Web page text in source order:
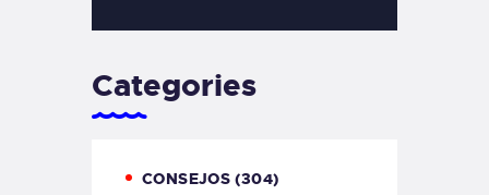
Categories
CONSEJOS (304)